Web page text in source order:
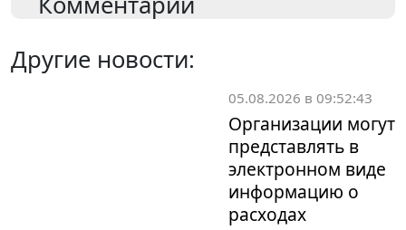
Другие новости:
05.08.2026 в 09:52:43
Организации могут
представлять в
электронном виде
информацию о
расходах